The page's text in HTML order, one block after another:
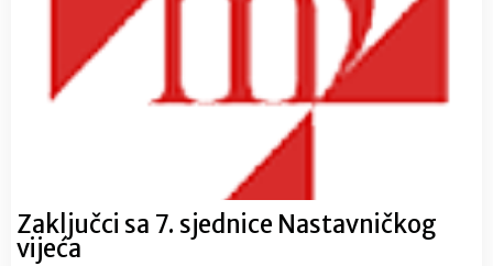
Zaključci sa 7. sjednice Nastavničkog
vijeća